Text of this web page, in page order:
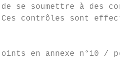
de se soumettre à des
Ces contrôles sont
en annexe n°10 /